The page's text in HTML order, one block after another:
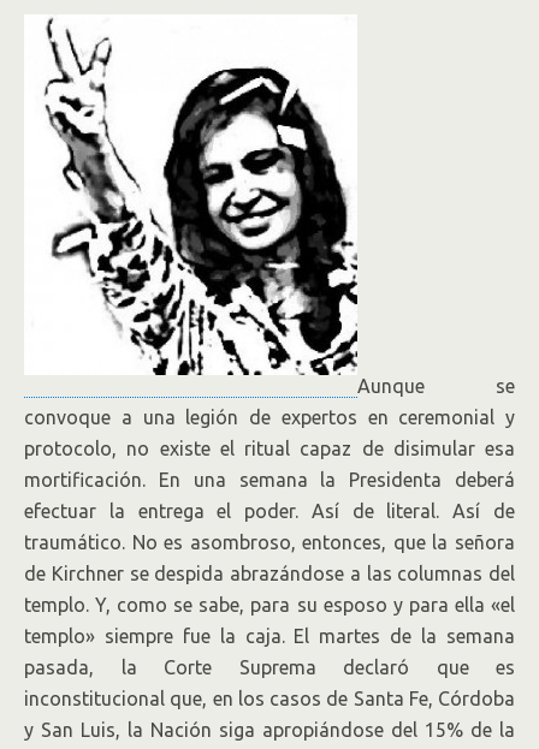
Aunque se
convoque a una legión de expertos en ceremonial y
protocolo, no existe el ritual capaz de disimular esa
mortificación. En una semana la Presidenta deberá
efectuar la entrega el poder. Así de literal. Así de
traumático. No es asombroso, entonces, que la señora
de Kirchner se despida abrazándose a las columnas del
templo. Y, como se sabe, para su esposo y para ella «el
templo» siempre fue la caja. El martes de la semana
pasada, la Corte Suprema declaró que es
inconstitucional que, en los casos de Santa Fe, Córdoba
y San Luis, la Nación siga apropiándose del 15% de la